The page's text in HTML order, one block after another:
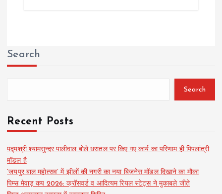
Search
Search
Recent Posts
पद्मश्री श्यामसुन्दर पालीवाल बोले धरातल पर किए गए कार्य का परिणाम ही पिपलांत्री
मॉडल है
‘जयपुर बाल महोत्सव’ में झीलों की नगरी का नया बिज़नेस मॉडल दिखाने का मौका
पिम्स मेवाड़ कप 2026: क्रॉसवर्ड व आदित्यम रियल स्टेट्स ने मुकाबले जीते